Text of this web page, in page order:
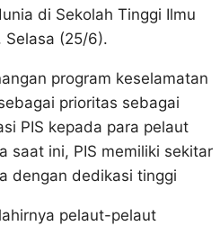
di Sekolah Tinggi Ilmu
Selasa (25/6).
program keselamatan
prioritas sebagai
PIS kepada para pelaut
saat ini, PIS memiliki sekitar
dengan dedikasi tinggi
pelaut-pelaut